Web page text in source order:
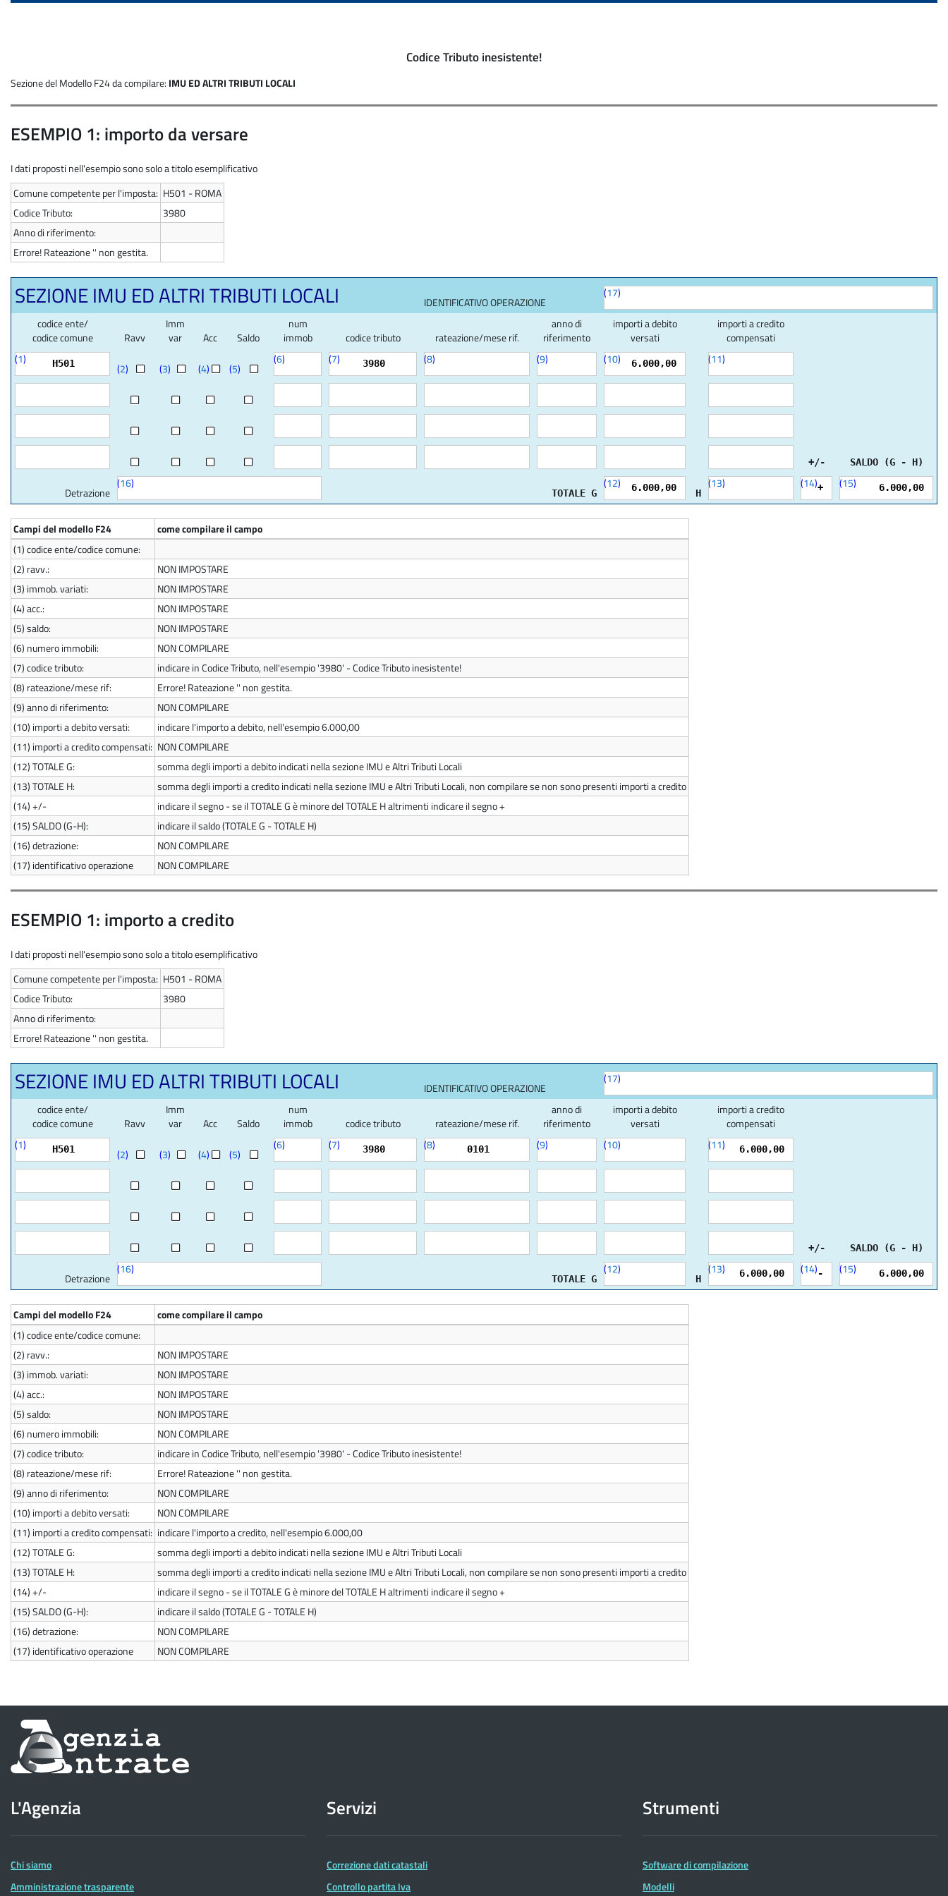
Codice Tributo inesistente!
Sezione del Modello F24 da compilare: IMU ED ALTRI TRIBUTI LOCALI
ESEMPIO 1: importo da versare
I dati proposti nell'esempio sono solo a titolo esemplificativo
Comune competente per l'imposta: H501 - ROMA
Codice Tributo:
3980
Anno di riferimento:
Errore! Rateazione '' non gestita.
SEZIONE IMU ED ALTRI TRIBUTI LOCALI IDENTIFICATIVO OPERAZIONE
(17)
codice ente/
codice comune
Ravv
Imm
var
Acc Saldo
num
immob
codice tributo rateazione/mese rif.
anno di
riferimento
importi a debito
versati
importi a credito
compensati
+/- SALDO (G - H)
(1) H501 (2) (3) (4) (5)
(6) (7) 3980 (8) (9) (10) 6.000,00 (11)
Detrazione
(16)
TOTALE G
(12) 6.000,00 H
(13) (14)+ (15) 6.000,00
Campi del modello F24
come compilare il campo
(1)codice ente/codice comune:
(2) ravv.:
NON IMPOSTARE
(3) immob. variati:
NON IMPOSTARE
(4)acc.:
NON IMPOSTARE
(5)saldo:
NON IMPOSTARE
(6) numero immobili:
NON COMPILARE
(7)codice tributo:
indicare in Codice Tributo, nell'esempio '3980' - Codice Tributo inesistente!
(8) rateazione/mese rif:
Errore! Rateazione '' non gestita.
(9)anno di riferimento:
NON COMPILARE
(10) importi a debito versati:
indicare l'importo a debito, nell'esempio 6.000,00
(11) importi a credito compensati: NON COMPILARE
(12)TOTALE G:
somma degli importi a debito indicati nella sezione IMU e Altri Tributi Locali
(13)TOTALE H:
somma degli importi a credito indicati nella sezione IMU e Altri Tributi Locali, non compilare se non sono presenti importi a credito
(14)+/-
indicare il segno - se il TOTALE G è minore del TOTALE H altrimenti indicare il segno +
(15)SALDO (G-H):
indicare il saldo (TOTALE G - TOTALE H)
(16)detrazione:
NON COMPILARE
(17) identificativo operazione NON COMPILARE
ESEMPIO 1: importo a credito
I dati proposti nell'esempio sono solo a titolo esemplificativo
Comune competente per l'imposta: H501 - ROMA
Codice Tributo:
3980
Anno di riferimento:
Errore! Rateazione '' non gestita.
SEZIONE IMU ED ALTRI TRIBUTI LOCALI IDENTIFICATIVO OPERAZIONE
(17)
codice ente/
codice comune
Ravv
Imm
var
Acc Saldo
num
immob
codice tributo rateazione/mese rif.
anno di
riferimento
importi a debito
versati
importi a credito
compensati
+/- SALDO (G - H)
(1) H501 (2) (3) (4) (5)
(6) (7) 3980 (8) 0101 (9) (10) (11) 6.000,00
Detrazione
(16)
TOTALE G
(12)
H
(13) 6.000,00 (14)- (15) 6.000,00
Campi del modello F24
come compilare il campo
(1)codice ente/codice comune:
(2) ravv.:
NON IMPOSTARE
(3) immob. variati:
NON IMPOSTARE
(4)acc.:
NON IMPOSTARE
(5)saldo:
NON IMPOSTARE
(6) numero immobili:
NON COMPILARE
(7)codice tributo:
indicare in Codice Tributo, nell'esempio '3980' - Codice Tributo inesistente!
(8) rateazione/mese rif:
Errore! Rateazione '' non gestita.
(9)anno di riferimento:
NON COMPILARE
(10) importi a debito versati:
NON COMPILARE
(11) importi a credito compensati: indicare l'importo a credito, nell'esempio 6.000,00
(12)TOTALE G:
somma degli importi a debito indicati nella sezione IMU e Altri Tributi Locali
(13)TOTALE H:
somma degli importi a credito indicati nella sezione IMU e Altri Tributi Locali, non compilare se non sono presenti importi a credito
(14)+/-
indicare il segno - se il TOTALE G è minore del TOTALE H altrimenti indicare il segno +
(15)SALDO (G-H):
indicare il saldo (TOTALE G - TOTALE H)
(16)detrazione:
NON COMPILARE
(17) identificativo operazione NON COMPILARE
Informazioni
sul
dell'Agenzia
delle
Entrate
L'Agenzia
Chi siamo
Amministrazione trasparente
Servizi
Correzione dati catastali
Controllo partita Iva
Strumenti
Software di compilazione
Modelli